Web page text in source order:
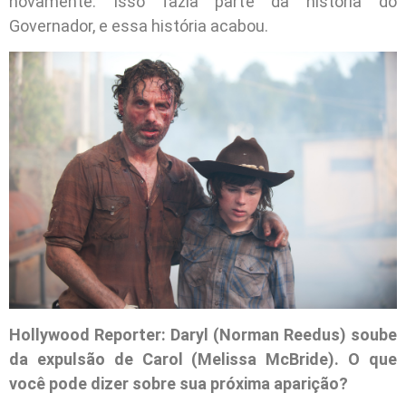
Governador, e essa história acabou.
Hollywood Reporter: Daryl (Norman Reedus) soube
da expulsão de Carol (Melissa McBride). O que
você pode dizer sobre sua próxima aparição?